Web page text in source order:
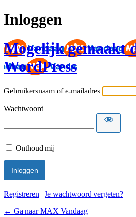
Inloggen
Mogelijk gemaakt
WordPress
Gebruikersnaam of e-mailadres
Wachtwoord
Onthoud mij
Registreren | Je wachtwoord vergeten?
← Ga naar MAX Vandaag